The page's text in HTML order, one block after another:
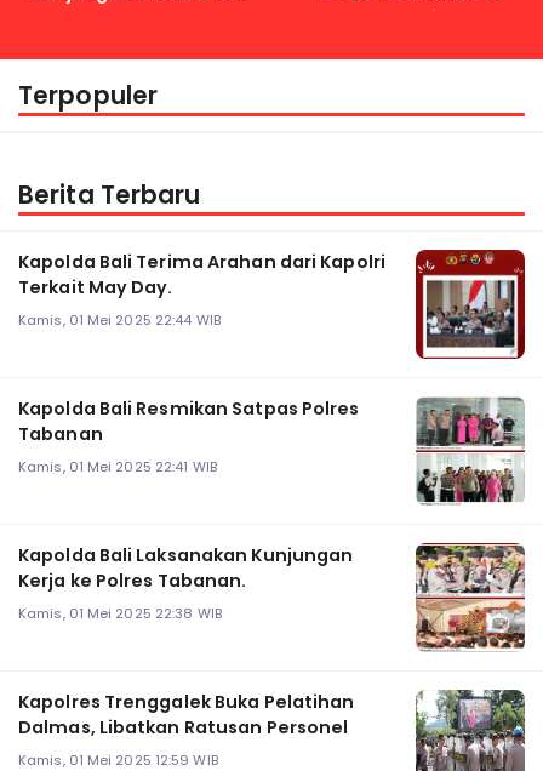
Kapolri
Terpopuler
Berita Terbaru
Kapolda Bali Terima Arahan dari Kapolri
Terkait May Day.
Kamis, 01 Mei 2025 22:44 WIB
Kapolda Bali Resmikan Satpas Polres
Tabanan
Kamis, 01 Mei 2025 22:41 WIB
Kapolda Bali Laksanakan Kunjungan
Kerja ke Polres Tabanan.
Kamis, 01 Mei 2025 22:38 WIB
Kapolres Trenggalek Buka Pelatihan
Dalmas, Libatkan Ratusan Personel
Kamis, 01 Mei 2025 12:59 WIB